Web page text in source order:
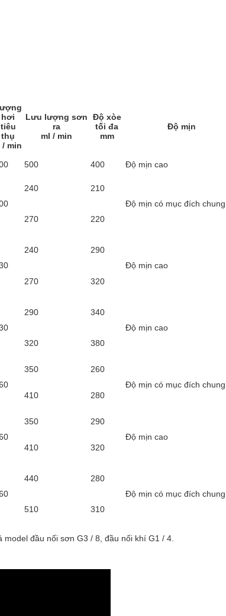
hơi
tiêu
thụ
/ min
Lưu lượng sơn
ra
ml / min
Độ xòe
tối đa
mm
Độ mịn
500 400 Độ mịn cao
240
210
Độ mịn có mục đích chung
270 220
240
290
Độ mịn cao
270 320
290
340
Độ mịn cao
320 380
350
260
Độ mịn có mục đích chung
410 280
350
290
Độ mịn cao
410 320
440
280
Độ mịn có mục đích chung
510 310
đầu nối sơn G3 / 8, đầu nối khí G1 / 4.